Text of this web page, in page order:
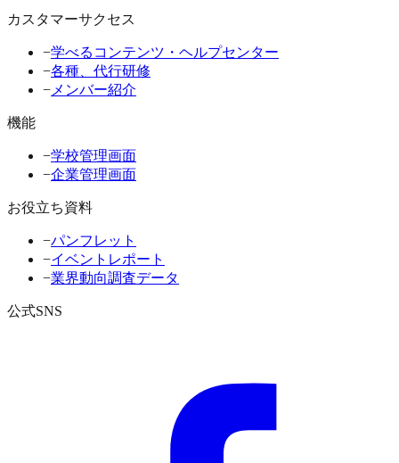
カスタマーサクセス
−学べるコンテンツ・ヘルプセンター
−各種、代行研修
− メンバー紹介
機能
−学校管理画面
−企業管理画面
お役立ち資料
−パンフレット
−イベントレポート
−業界動向調査データ
公式SNS